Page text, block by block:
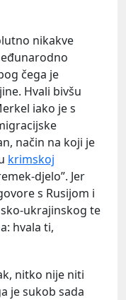
nikakve
čega je
Hvali bivšu
iako je s
način na koji je
krimskoj
djelo”. Jer
s Rusijom i
ukrajinskog te
hvala ti,
nitko nije niti
je sukob sada